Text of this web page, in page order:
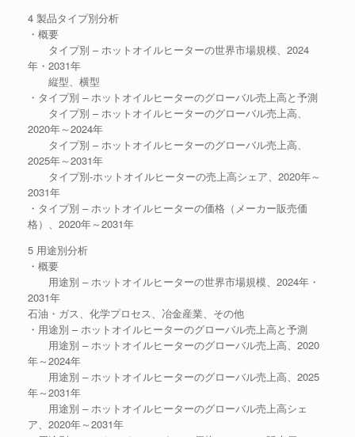
4 製品タイプ別分析
・概要
タイプ別 – ホットオイルヒーターの世界市場規模、2024
年・2031年
縦型、横型
・タイプ別 – ホットオイルヒーターのグローバル売上高と予測
タイプ別 – ホットオイルヒーターのグローバル売上高、
2020年～2024年
タイプ別 – ホットオイルヒーターのグローバル売上高、
2025年～2031年
タイプ別-ホットオイルヒーターの売上高シェア、2020年～
2031年
・タイプ別 – ホットオイルヒーターの価格（メーカー販売価
格）、2020年～2031年
5 用途別分析
・概要
用途別 – ホットオイルヒーターの世界市場規模、2024年・
2031年
石油・ガス、化学プロセス、冶金産業、その他
・用途別 – ホットオイルヒーターのグローバル売上高と予測
用途別 – ホットオイルヒーターのグローバル売上高、2020
年～2024年
用途別 – ホットオイルヒーターのグローバル売上高、2025
年～2031年
用途別 – ホットオイルヒーターのグローバル売上高シェ
ア、2020年～2031年